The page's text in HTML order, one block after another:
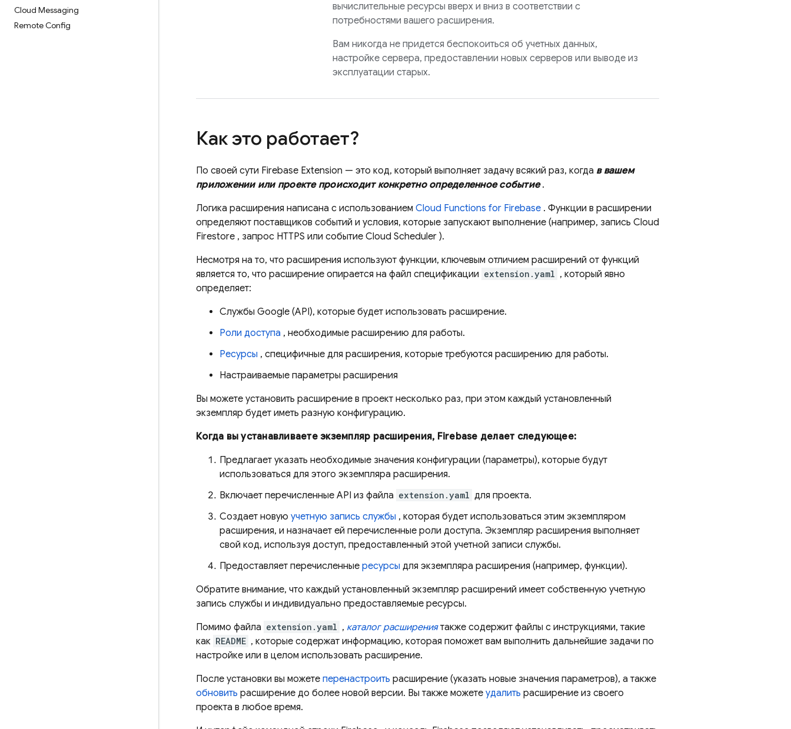
Cloud Messaging
Remote Config
вычислительные ресурсы вверх и вниз в соответствии с
потребностями вашего расширения.
Вам никогда не придется беспокоиться об учетных данных,
настройке сервера, предоставлении новых серверов или выводе из
эксплуатации старых.
Как это работает?
По своей сути Firebase Extension — это код, который выполняет задачу всякий раз, когда в вашем
приложении или проекте происходит конкретно определенное событие.
Логика расширения написана с использованием Cloud Functions for Firebase . Функции в расширении
определяют поставщиков событий и условия, которые запускают выполнение (например, запись Cloud
Firestore , запрос HTTPS или событие Cloud Scheduler ).
Несмотря на то, что расширения используют функции, ключевым отличием расширений от функций
является то, что расширение опирается на файл спецификации extension.yaml , который явно
определяет:
Службы Google (API), которые будет использовать расширение.
Роли доступа , необходимые расширению для работы.
Ресурсы , специфичные для расширения, которые требуются расширению для работы.
Настраиваемые параметры расширения
Вы можете установить расширение в проект несколько раз, при этом каждый установленный
экземпляр будет иметь разную конфигурацию.
Когда вы устанавливаете экземпляр расширения, Firebase делает следующее:
Предлагает указать необходимые значения конфигурации (параметры), которые будут
использоваться для этого экземпляра расширения.
Включает перечисленные API из файла extension.yaml для проекта.
Создает новую учетную запись службы , которая будет использоваться этим экземпляром
расширения, и назначает ей перечисленные роли доступа. Экземпляр расширения выполняет
свой код, используя доступ, предоставленный этой учетной записи службы.
Предоставляет перечисленные ресурсы для экземпляра расширения (например, функции).
Обратите внимание, что каждый установленный экземпляр расширений имеет собственную учетную
запись службы и индивидуально предоставляемые ресурсы.
Помимо файла extension.yaml , каталог расширениятакже содержит файлы с инструкциями, такие
как README , которые содержат информацию, которая поможет вам выполнить дальнейшие задачи по
настройке или в целом использовать расширение.
После установки вы можете перенастроить расширение (указать новые значения параметров), а также
обновить расширение до более новой версии. Вы также можете удалить расширение из своего
проекта в любое время.